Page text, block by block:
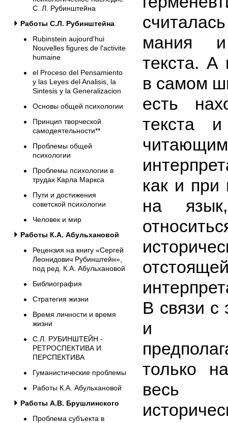
С. Л. Рубинштейна
Работы С.Л. Рубинштейна
Rubinstein aujourd'hui
Nouvelles figures de l'activite
humaine
el Proceso del Pensamiento
y las Leyes del Analisis, la
Sintesis y la Generalizacion
Основы общей психологии
Принцип творческой
самодеятельности**
Проблемы общей
психологии
Проблемы психологии в
трудах Карла Маркса
Пути и достижения
советской психологии
Человек и мир
Работы К.А. Абульхановой
Рецензия на книгу «Сергей
Леонидович Рубинштейн»,
под ред. К.А. Абульхановой
Библиография
Стратегия жизни
Время личности и время
жизни
С.Л. РУБИНШТЕЙН -
РЕТРОСПЕКТИВА И
ПЕРСПЕКТИВА
Гуманистические проблемы
Работы К.А. Абульхановой
Работы А.В. Брушлинского
Проблема субъекта в
мания и
текста. А
в самом
есть
текста
как и при
на
В связи с
и
только
весь